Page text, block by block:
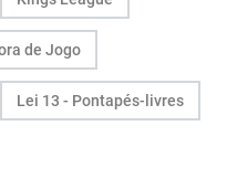
de Jogo
Lei 13 - Pontapés-livres